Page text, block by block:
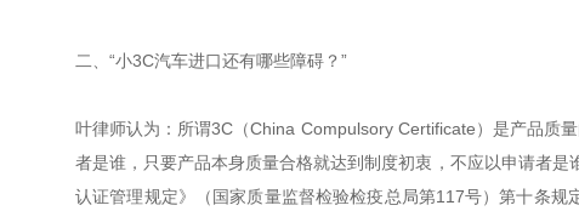
二、“小3C汽车进口还有哪些障碍？”
叶律师认为：所谓3C（China Compulsory Certificate）是产品质
者是谁，只要产品本身质量合格就达到制度初衷，不应以申请者
认证管理规定》（国家质量监督检验检疫总局第117号）第十条